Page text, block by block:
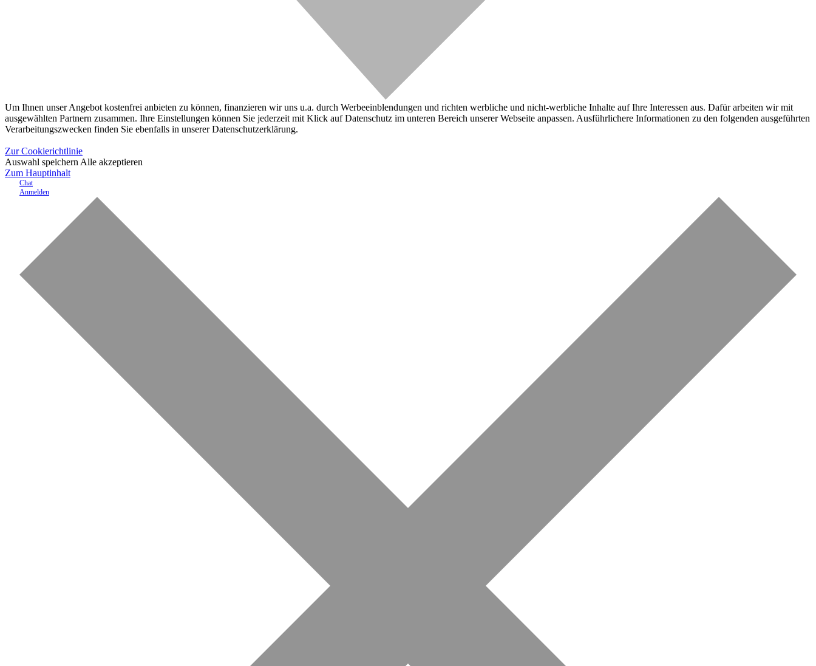
Um Ihnen unser Angebot kostenfrei anbieten zu können, finanzieren wir uns u.a. durch Werbeeinblendungen und richten werbliche und nicht-werbliche Inhalte auf Ihre Interessen aus. Dafür arbeiten wir mit
ausgewählten Partnern zusammen. Ihre Einstellungen können Sie jederzeit mit Klick auf Datenschutz im unteren Bereich unserer Webseite anpassen. Ausführlichere Informationen zu den folgenden ausgeführten
Verarbeitungszwecken finden Sie ebenfalls in unserer Datenschutzerklärung.
Zur Cookierichtlinie
Auswahl speichern Alle akzeptieren
Zum Hauptinhalt
Chat
Anmelden